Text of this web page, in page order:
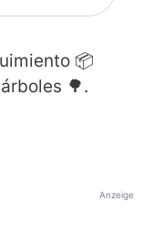
📦
árboles 🌳.
Anzeige